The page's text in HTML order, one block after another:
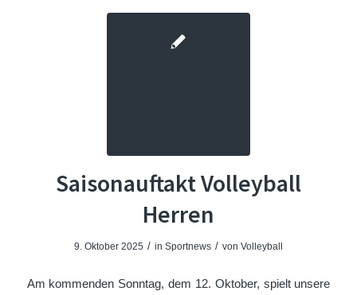
Saisonauftakt Volleyball
Herren
9. Oktober 2025 / in Sportnews / von Volleyball
Am kommenden Sonntag, dem 12. Oktober, spielt unsere